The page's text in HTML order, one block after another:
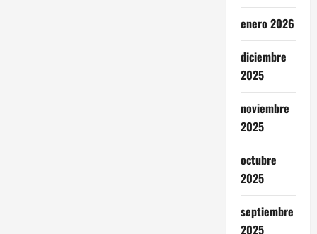
enero 2026
diciembre
2025
noviembre
2025
octubre
2025
septiembre
2025